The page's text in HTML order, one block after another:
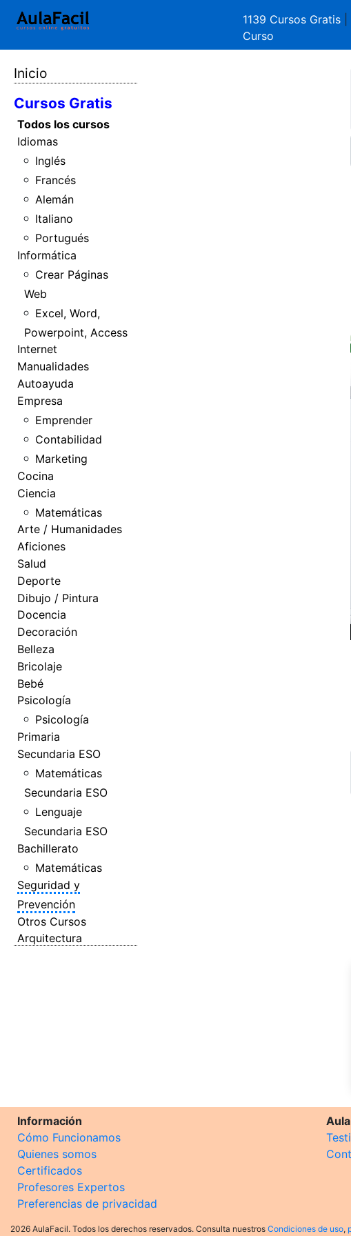
1139 Cursos Gratis
Curso
Inicio
Cursos Gratis
Todos los cursos
Idiomas
Inglés
Francés
Alemán
Italiano
Portugués
Informática
Crear Páginas
Web
Excel, Word,
Powerpoint, Access
Internet
Manualidades
Autoayuda
Empresa
Emprender
Contabilidad
Marketing
Cocina
Ciencia
Matemáticas
Arte / Humanidades
Aficiones
Salud
Deporte
Dibujo / Pintura
Docencia
Decoración
Belleza
Bricolaje
Bebé
Psicología
Psicología
Primaria
Secundaria ESO
Matemáticas
Secundaria ESO
Lenguaje
Secundaria ESO
Bachillerato
Matemáticas
Seguridad y
Prevención
Otros Cursos
Arquitectura
Información
Cómo Funcionamos
Quienes somos
Certificados
Profesores Expertos
Preferencias de privacidad
2026 AulaFacil. Todos los derechos reservados. Consulta nuestros Condiciones de uso,